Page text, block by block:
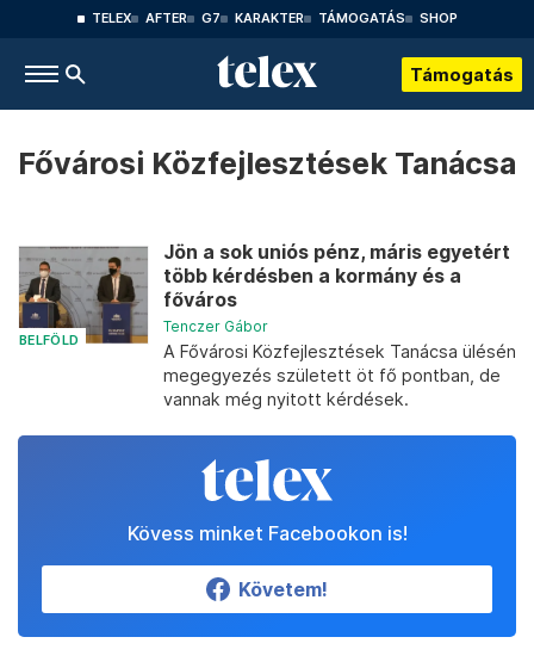
TELEX AFTER G7 KARAKTER TÁMOGATÁS SHOP
Támogatás
Fővárosi Közfejlesztések Tanácsa
BELFÖLD
Jön a sok uniós pénz, máris egyetért
több kérdésben a kormány és a
főváros
Tenczer Gábor
A Fővárosi Közfejlesztések Tanácsa ülésén
megegyezés született öt fő pontban, de
vannak még nyitott kérdések.
Kövess minket Facebookon is!
Követem!